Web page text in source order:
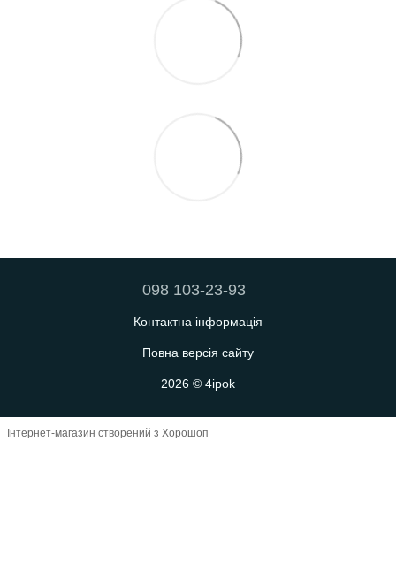
098 103-23-93
Контактна інформація
Повна версія сайту
2026 © 4ipok
Інтернет-магазин створений з Хорошоп